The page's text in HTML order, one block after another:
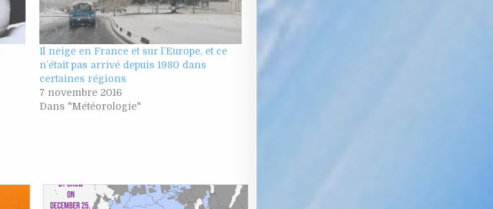
Il neige en France et sur l’Europe, et ce
n’était pas arrivé depuis 1980 dans
certaines régions
7 novembre 2016
Dans "Météorologie"